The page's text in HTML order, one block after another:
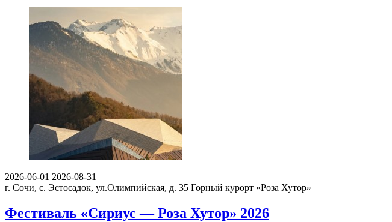
2026-06-01 2026-08-31
г. Сочи, с. Эстосадок, ул.Олимпийская, д. 35 Горный курорт «Роза Хутор»
Фестиваль «Сириус — Роза Хутор» 2026